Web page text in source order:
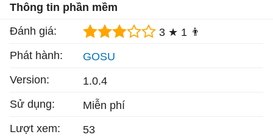
Thông tin phần mềm
Đánh giá:
3 ★ 1 👨
Phát hành:
GOSU
Version:
1.0.4
Sử dụng:
Miễn phí
Lượt xem:
53